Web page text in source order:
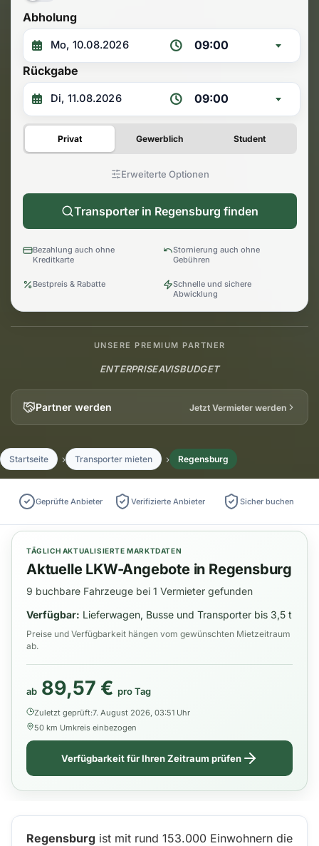
Abholung
09:00
Rückgabe
09:00
Privat Gewerblich Student
Erweiterte Optionen
Transporter in Regensburg finden
Bezahlung auch ohne
Kreditkarte
Stornierung auch ohne
Gebühren
Bestpreis & Rabatte
Schnelle und sichere
Abwicklung
UNSERE PREMIUM PARTNER
ENTERPRISEAVISBUDGET
Partner werden Jetzt Vermieter werden
Startseite Transporter mieten Regensburg
Geprüfte Anbieter Verifizierte Anbieter Sicher buchen
TÄGLICH AKTUALISIERTE MARKTDATEN
Aktuelle LKW-Angebote in Regensburg
9 buchbare Fahrzeuge bei 1 Vermieter gefunden
Verfügbar: Lieferwagen, Busse und Transporter bis 3,5 t
Preise und Verfügbarkeit hängen vom gewünschten Mietzeitraum
ab.
ab 89,57 € pro Tag
Zuletzt geprüft:7. August 2026, 03:51 Uhr
50 km Umkreis einbezogen
Verfügbarkeit für Ihren Zeitraum prüfen
Regensburg ist mit rund 153.000 Einwohnern die